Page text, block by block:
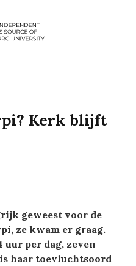
Kerk blijft
geweest voor de
ze kwam er graag.
uur per dag, zeven
haar toevluchtsoord